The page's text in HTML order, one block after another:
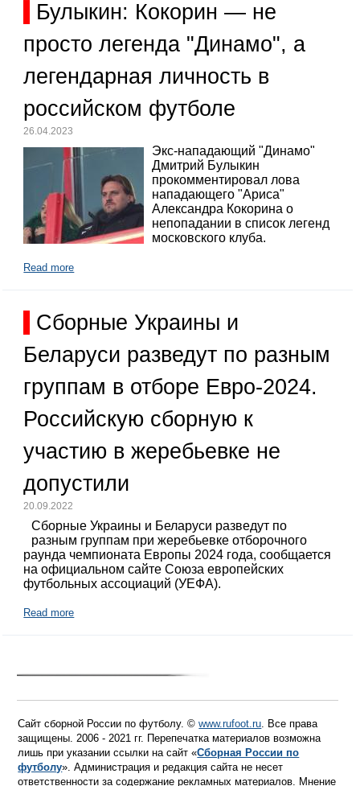
Булыкин: Кокорин — не
просто легенда "Динамо", а
легендарная личность в
российском футболе
26.04.2023
Экс-нападающий "Динамо"
Дмитрий Булыкин
прокомментировал лова
нападающего "Ариса"
Александра Кокорина о
непопадании в список легенд
московского клуба.
Read more
Сборные Украины и
Беларуси разведут по разным
группам в отборе Евро-2024.
Российскую сборную к
участию в жеребьевке не
допустили
20.09.2022
Сборные Украины и Беларуси разведут по
разным группам при жеребьевке отборочного
раунда чемпионата Европы 2024 года, сообщается
на официальном сайте Союза европейских
футбольных ассоциаций (УЕФА).
Read more
Сайт сборной России по футболу. ©www.rufoot.ru. Все права
защищены. 2006 - 2021 гг. Перепечатка материалов возможна
лишь при указании ссылки на сайт «Сборная России по
футболу». Администрация и редакция сайта не несет
ответственности за содержание рекламных материалов. Мнение